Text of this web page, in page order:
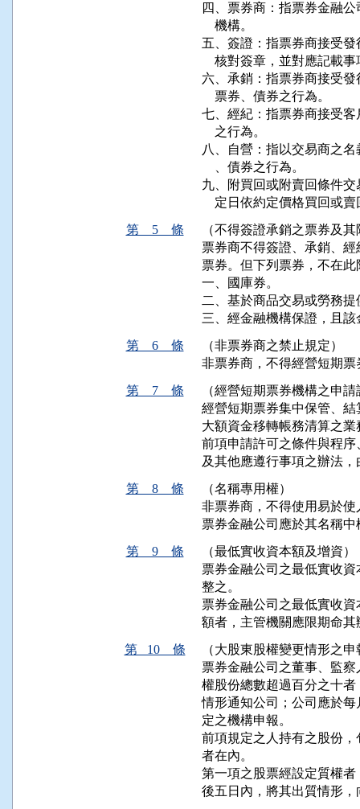
四、票券商：指票券金融
    機構。
五、簽證：指票券商接受
核對簽章，並對應記載
六、承銷：指票券商接受
    票券、債券之行為。
七、經紀：指票券商接受
    之行為。
八、自營：指以交易商之
    、債券之行為。
九、附買回或附賣回條件
定日依約定價格買回或
第 5 條
（不得簽證承銷之票券及
票券商不得簽證、承銷、
票券。但下列票券，不在此
一、國庫券。
二、基於商品交易或勞務
三、經金融機構保證，且
第 6 條
（非票券商之禁止規定）
非票券商，不得經營短期
第 7 條
（經營短期票券機構之申
經營短期票券集中保管、
大額資金移轉帳務清算之
前項申請許可之條件與程
及其他應遵行事項之辦法
第 8 條
（名稱專用權）
非票券商，不得使用易於
票券金融公司應於其名稱
第 9 條
（最低實收資本額及增資）
票券金融公司之最低實收
整之。
票券金融公司之最低實收
額者，主管機關應限期命
第 10 條
（大股東股權變更情形之申
票券金融公司之董事、監
權股份總數超過百分之十
情形通知公司；公司應於
定之機構申報。
前項規定之人持有之股份
者在內。
第一項之股票經設定質權
後五日內，將其出質情形